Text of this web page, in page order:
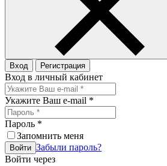
Вход Регистрация
Вход в личный кабинет
Укажите Ваш e-mail *
Пароль *
Запомнить меня
Войти Забыли пароль?
Войти через